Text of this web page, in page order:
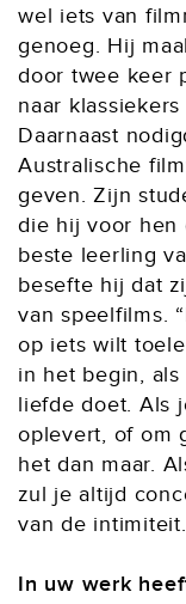
wel iets van
genoeg. Hij
door twee keer
naar
Daarnaast
Australische
geven. Zijn
die hij voor hen
beste leerling
besefte hij dat
van speelfilms.
op iets wilt
in het begin,
liefde doet. Als
oplevert, of om
het dan maar.
zul je altijd
van de
In uw werk